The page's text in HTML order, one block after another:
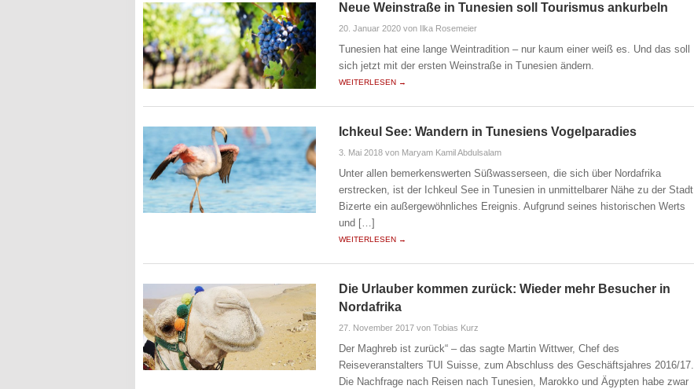
Neue Weinstraße in Tunesien soll Tourismus ankurbeln
20. Januar 2020 von Ilka Rosemeier
Tunesien hat eine lange Weintradition – nur kaum einer weiß es. Und das soll
sich jetzt mit der ersten Weinstraße in Tunesien ändern.
WEITERLESEN →
Ichkeul See: Wandern in Tunesiens Vogelparadies
3. Mai 2018 von Maryam Kamil Abdulsalam
Unter allen bemerkenswerten Süßwasserseen, die sich über Nordafrika
erstrecken, ist der Ichkeul See in Tunesien in unmittelbarer Nähe zu der Stadt
Bizerte ein außergewöhnliches Ereignis. Aufgrund seines historischen Werts
und […]
WEITERLESEN →
Die Urlauber kommen zurück: Wieder mehr Besucher in
Nordafrika
27. November 2017 von Tobias Kurz
Der Maghreb ist zurück“ – das sagte Martin Wittwer, Chef des
Reiseveranstalters TUI Suisse, zum Abschluss des Geschäftsjahres 2016/17.
Die Nachfrage nach Reisen nach Tunesien, Marokko und Ägypten habe zwar